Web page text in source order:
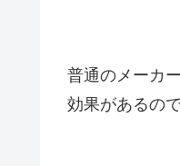
普通のメーカ
効果があるの